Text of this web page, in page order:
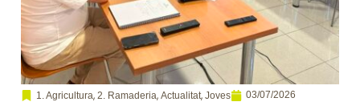
1. Agricultura, 2. Ramaderia, Actualitat, Joves 03/07/2026